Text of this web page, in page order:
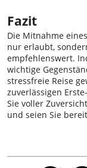
Fazit
Die Mitnahme
nur erlaubt,
empfehlenswert.
wichtige
stressfreie Reise
zuverlässigen
Sie voller
und seien Sie